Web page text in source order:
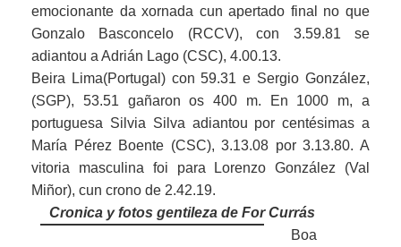
emocionante da xornada cun apertado final no que
Gonzalo Basconcelo (RCCV), con 3.59.81 se
adiantou a Adrián Lago (CSC), 4.00.13.
Beira Lima(Portugal) con 59.31 e Sergio González,
(SGP), 53.51 gañaron os 400 m. En 1000 m, a
portuguesa Silvia Silva adiantou por centésimas a
María Pérez Boente (CSC), 3.13.08 por 3.13.80. A
vitoria masculina foi para Lorenzo González (Val
Miñor), cun crono de 2.42.19.
Cronica y fotos gentileza de For Currás
Boa